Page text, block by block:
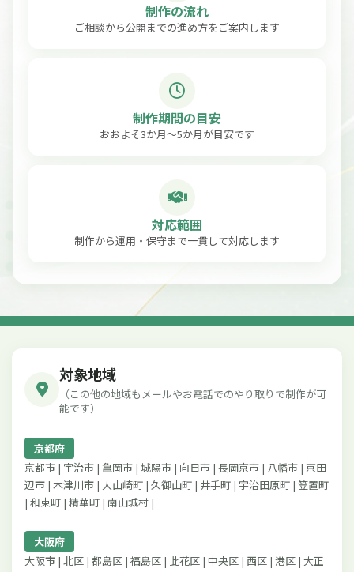
制作の流れ
ご相談から公開までの進め方をご案内します
制作期間の目安
おおよそ3か月〜5か月が目安です
対応範囲
制作から運用・保守まで一貫して対応します
対象地域
（この他の地域もメールやお電話でのやり取りで制作が可
能です）
京都府
京都市 | 宇治市 | 亀岡市 | 城陽市 | 向日市 | 長岡京市 | 八幡市 | 京田
辺市 | 木津川市 | 大山崎町 | 久御山町 | 井手町 | 宇治田原町 | 笠置町
| 和束町 | 精華町 | 南山城村 |
大阪府
大阪市 | 北区 | 都島区 | 福島区 | 此花区 | 中央区 | 西区 | 港区 | 大正